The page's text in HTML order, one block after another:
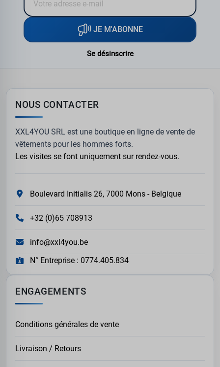
JE M'ABONNE
Se désinscrire
NOUS CONTACTER
XXL4YOU SRL est une boutique en ligne de vente de
vêtements pour les hommes forts.
Les visites se font uniquement sur rendez-vous.
Boulevard Initialis 26, 7000 Mons - Belgique
+32 (0)65 708913
info@xxl4you.be
N° Entreprise : 0774.405.834
ENGAGEMENTS
Conditions générales de vente
Livraison / Retours